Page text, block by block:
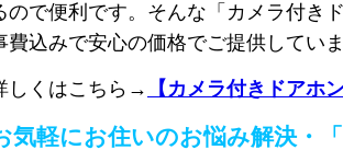
ので便利です。そんな「カメラ付き
費込みで安心の価格でご提供してい
しくはこちら→ 【カメラ付きドアホ
気軽にお住いのお悩み解決・